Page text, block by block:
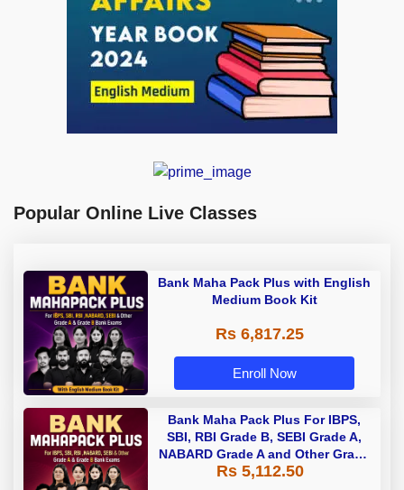
Popular Online Live Classes
Bank Maha Pack Plus with English
Medium Book Kit
Rs 6,817.25
Enroll Now
Bank Maha Pack Plus For IBPS,
SBI, RBI Grade B, SEBI Grade A,
NABARD Grade A and Other Grade
A & Grade B Bank Exams
Rs 5,112.50